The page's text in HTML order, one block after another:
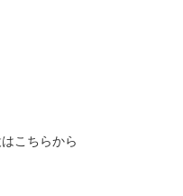
こちらから